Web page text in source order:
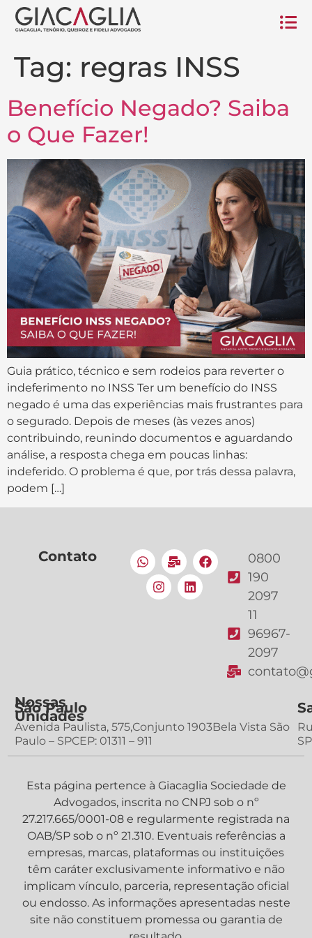
Tag: regras INSS
Benefício Negado? Saiba
o Que Fazer!
Guia prático, técnico e sem rodeios para reverter o
indeferimento no INSS Ter um benefício do INSS
negado é uma das experiências mais frustrantes para
o segurado. Depois de meses (às vezes anos)
contribuindo, reunindo documentos e aguardando
análise, a resposta chega em poucas linhas:
indeferido. O problema é que, por trás dessa palavra,
podem […]
Contato
0800
190
2097
11
96967-
2097
Nossas
Unidades
São Paulo
Avenida Paulista, 575,Conjunto 1903Bela Vista São
Paulo – SPCEP: 01311 – 911
Esta página pertence à Giacaglia Sociedade de
Advogados, inscrita no CNPJ sob o nº
27.217.665/0001-08 e regularmente registrada na
OAB/SP sob o nº 21.310. Eventuais referências a
empresas, marcas, plataformas ou instituições
têm caráter exclusivamente informativo e não
implicam vínculo, parceria, representação oficial
ou endosso. As informações apresentadas neste
site não constituem promessa ou garantia de